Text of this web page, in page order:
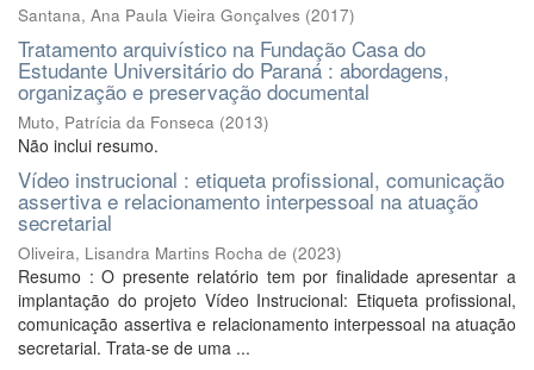
Santana, Ana Paula Vieira Gonçalves (2017)
Tratamento arquivístico na Fundação Casa do
Estudante Universitário do Paraná : abordagens,
organização e preservação documental
Muto, Patrícia da Fonseca (2013)
Não inclui resumo.
Vídeo instrucional : etiqueta profissional, comunicação
assertiva e relacionamento interpessoal na atuação
secretarial
Oliveira, Lisandra Martins Rocha de (2023)
Resumo : O presente relatório tem por finalidade apresentar a
implantação do projeto Vídeo Instrucional: Etiqueta profissional,
comunicação assertiva e relacionamento interpessoal na atuação
secretarial. Trata-se de uma ...